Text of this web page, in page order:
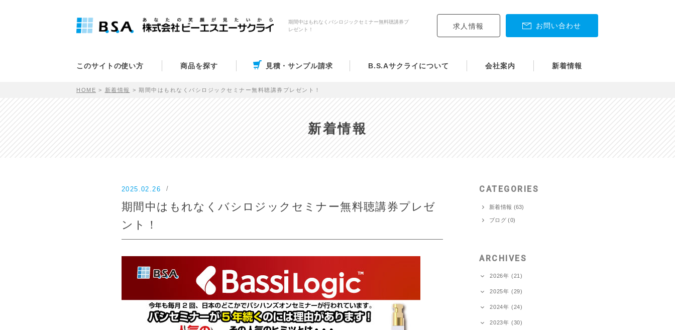
期間中はもれなくバシロジックセミナー無料聴講券プ
レゼント！
お問い合わせ
求人情報
このサイトの使い方 商品を探す 見積・サンプル請求 B.S.Aサクライについて 会社案内 新着情報
HOME 新着情報 期間中はもれなくバシロジックセミナー無料聴講券プレゼント！
新着情報
2025.02.26
期間中はもれなくバシロジックセミナー無料聴講券プレゼ
ント！
CATEGORIES
新着情報 (63)
ブログ (0)
ARCHIVES
2026年 (21)
2025年 (29)
2024年 (24)
2023年 (30)